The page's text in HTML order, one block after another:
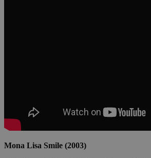
Mona Lisa Smile (2003)